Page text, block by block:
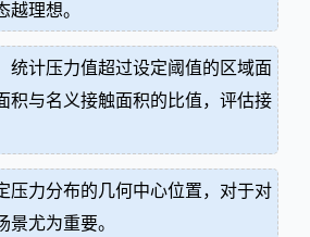
理想。
统计压力值超过设定阈值的区域面
积与名义接触面积的比值，评估接
压力分布的几何中心位置，对于对
尤为重要。